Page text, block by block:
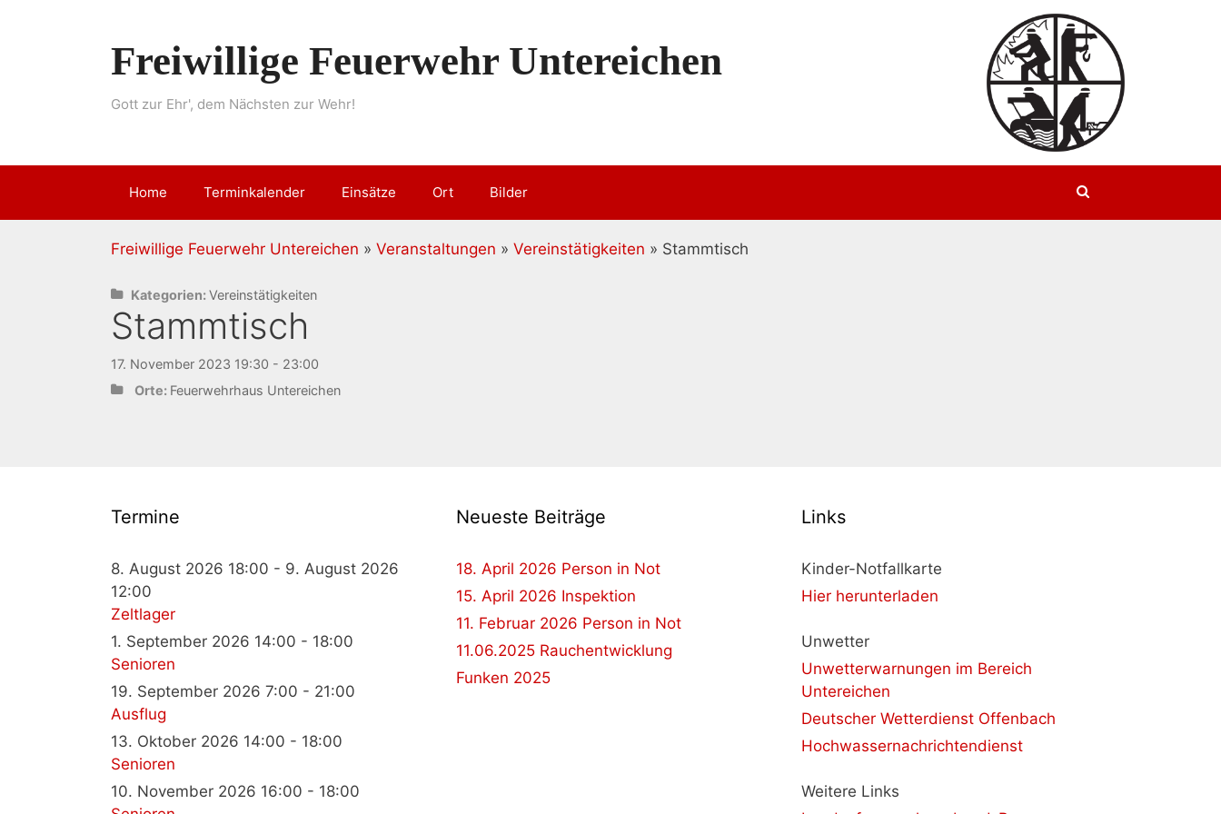
Freiwillige Feuerwehr Untereichen
Gott zur Ehr', dem Nächsten zur Wehr!
Home Terminkalender Einsätze Ort Bilder
Freiwillige Feuerwehr Untereichen » Veranstaltungen » Vereinstätigkeiten » Stammtisch
Kategorien:Vereinstätigkeiten
Stammtisch
17. November 2023 19:30 - 23:00
Orte: Feuerwehrhaus Untereichen
Termine
8. August 2026 18:00 - 9. August 2026
12:00
Zeltlager
1. September 2026 14:00 - 18:00
Senioren
19. September 2026 7:00 - 21:00
Ausflug
13. Oktober 2026 14:00 - 18:00
Senioren
10. November 2026 16:00 - 18:00
Neueste Beiträge
18. April 2026 Person in Not
15. April 2026 Inspektion
11. Februar 2026 Person in Not
11.06.2025 Rauchentwicklung
Funken 2025
Links
Kinder-Notfallkarte
Hier herunterladen
Unwetter
Unwetterwarnungen im Bereich
Untereichen
Deutscher Wetterdienst Offenbach
Hochwassernachrichtendienst
Weitere Links